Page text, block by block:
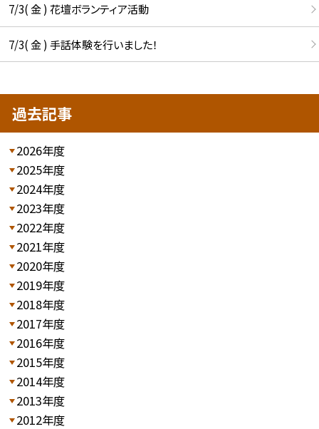
7/3( 金 ) 花壇ボランティア活動
7/3( 金 ) 手話体験を行いました！
過去記事
2026年度
2025年度
2024年度
2023年度
2022年度
2021年度
2020年度
2019年度
2018年度
2017年度
2016年度
2015年度
2014年度
2013年度
2012年度